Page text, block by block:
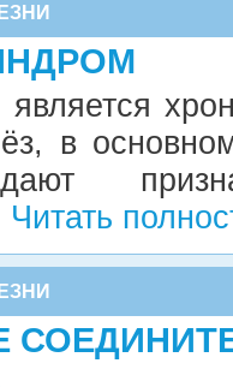
в
Читать